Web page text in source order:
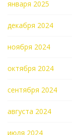
января 2025
декабря 2024
ноября 2024
октября 2024
сентября 2024
августа 2024
июля 2024